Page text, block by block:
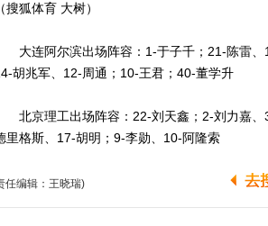
（搜狐体育 大树）
大连阿尔滨出场阵容：1-于子千；21-陈雷、
胡兆军、12-周通；10-王君；40-董学升
北京理工出场阵容：22-刘天鑫；2-刘力嘉、
里格斯、17-胡明；9-李勋、10-阿隆索
任编辑：王晓瑞)